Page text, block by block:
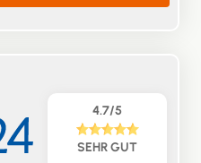
4.7/5
SEHR GUT